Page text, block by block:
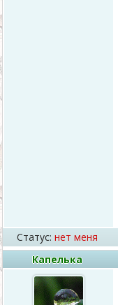
Статус: нет меня
Капелька